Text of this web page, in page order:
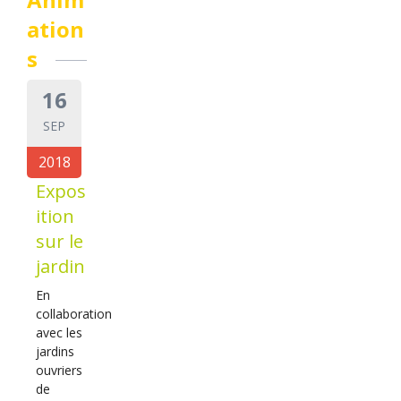
ation
s
16
SEP
2018
Expos
ition
sur le
jardin
En
collaboration
avec les
jardins
ouvriers
de